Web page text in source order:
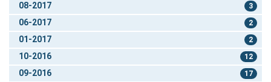
08-2017 3
06-2017 2
01-2017 2
10-2016 12
09-2016 17